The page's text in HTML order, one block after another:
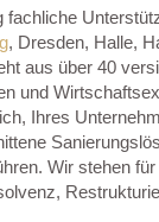
, Dresden, Halle,
aus über 40
und
Ihres
Wir stehen